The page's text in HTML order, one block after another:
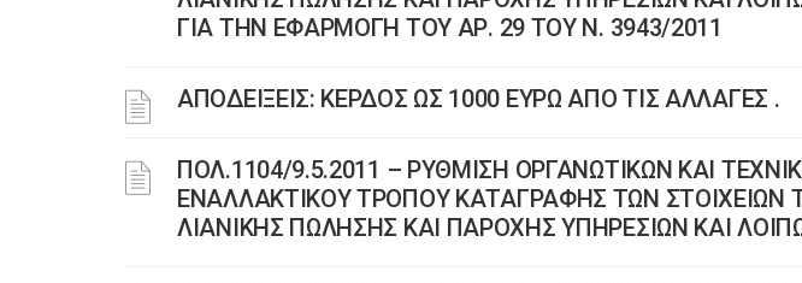
ΓΙΑ ΤΗΝ ΕΦΑΡΜΟΓΗ ΤΟΥ ΑΡ. 29 ΤΟΥ Ν. 3943/2011
ΑΠΟΔΕΙΞΕΙΣ: ΚΕΡΔΟΣ ΩΣ 1000 ΕΥΡΩ ΑΠΟ ΤΙΣ ΑΛΛΑΓΕΣ .
ΠΟΛ.1104/9.5.2011 – ΡΥΘΜΙΣΗ ΟΡΓΑΝΩΤΙΚΩΝ ΚΑΙ
ΕΝΑΛΛΑΚΤΙΚΟΥ ΤΡΟΠΟΥ ΚΑΤΑΓΡΑΦΗΣ ΤΩΝ ΣΤΟΙΧΕΙΩΝ
ΛΙΑΝΙΚΗΣ ΠΩΛΗΣΗΣ ΚΑΙ ΠΑΡΟΧΗΣ ΥΠΗΡΕΣΙΩΝ ΚΑΙ